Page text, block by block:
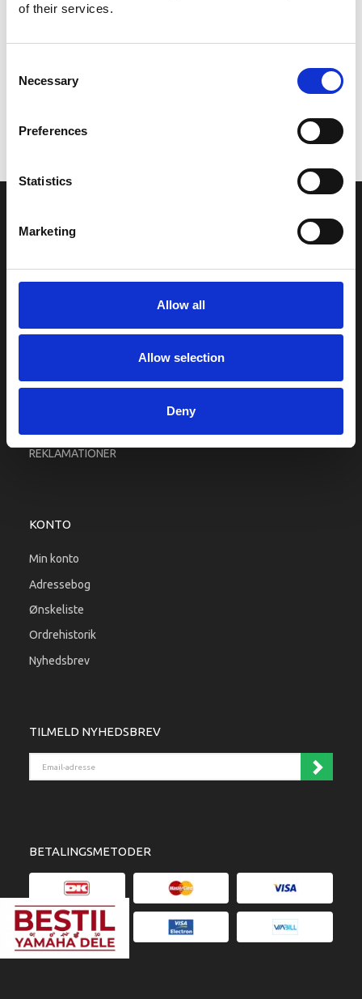
of their services.
Selection
Necessary
Preferences
Statistics
Marketing
Allow all
Allow selection
Deny
Læg i kurv
Vi oplever i øjeblikket store og hyppige prisændringer i markedet.
Derfor kan der i enkelte tilfælde være produkter, som ikke kan
INFORMATIONER
Fragt og levering
Betingelser & Vilkår
Købsgaranti
REKLAMATIONER
KONTO
Min konto
Adressebog
Ønskeliste
Ordrehistorik
Nyhedsbrev
TILMELD NYHEDSBREV
BETALINGSMETODER